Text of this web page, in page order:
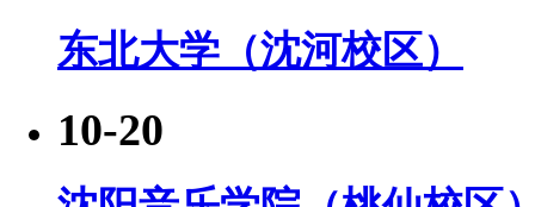
东北大学（沈河校区）
10-20